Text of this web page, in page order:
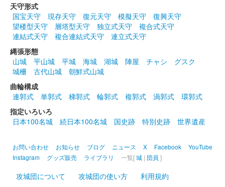
天守形式
国宝天守
現存天守 復元天守 模擬天守
復興天守
望楼型天守
層塔型天守 独立式天守
複合式天守
連結式天守
複合連結式天守
連立式天守
縄張形態
山城
平山城 平城 海城 湖城 陣屋 チャシ
グスク
城柵
古代山城
朝鮮式山城
曲輪構成
連郭式
単郭式 梯郭式 輪郭式 複郭式 渦郭式
環郭式
指定いろいろ
日本100名城
続日本100名城 国史跡 特別史跡 世界遺産
お問い合わせ お知らせ ブログ ニュース X Facebook
YouTube
Instagram
グッズ販売 ライブラリ 一覧[城 | 団員 ]
攻城団について 攻城団の使い方
利用規約